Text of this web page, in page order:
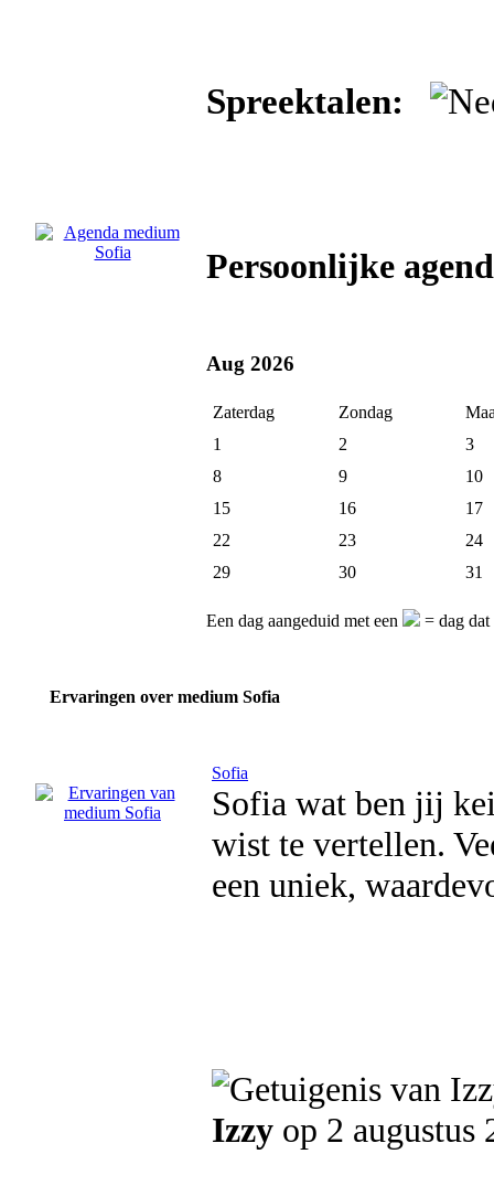
Spreektalen:
Persoonlijke
Aug 2026
Zaterdag Zondag
1
2
3
8
9
10
15
16
17
22
23
24
29
30 31
Een dag aangeduid met een = dag
Ervaringen over medium Sofia
Sofia
Sofia wat ben jij
wist te vertellen.
een uniek,
Izzy op 2 augustus